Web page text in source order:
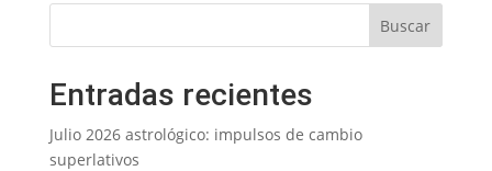
Entradas recientes
Julio 2026 astrológico: impulsos de cambio
superlativos